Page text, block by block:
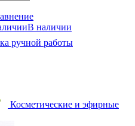
В наличии
ручной работы
Косметические и эфирные